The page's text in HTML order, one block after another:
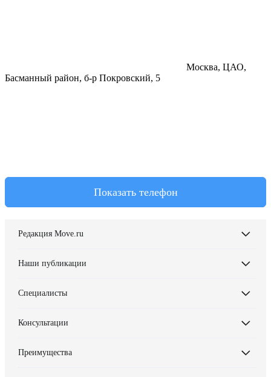
Москва, ЦАО,
Басманный район, б-р Покровский, 5
Показать телефон
Редакция Move.ru
Наши публикации
Специалисты
Консультации
Преимущества